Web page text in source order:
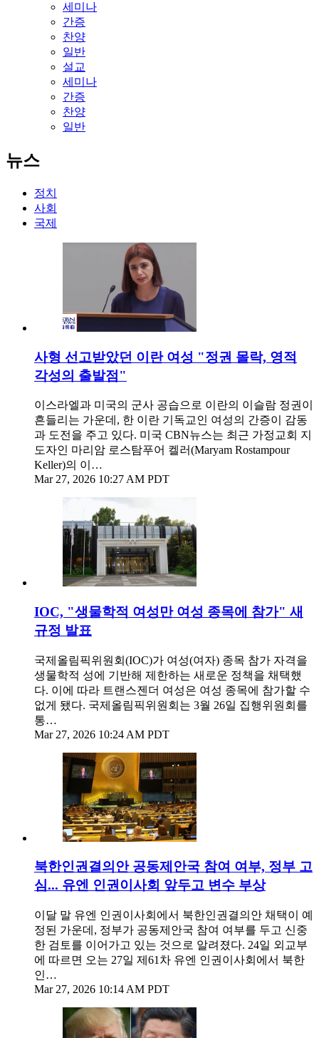
세미나
간증
찬양
일반
설교
세미나
간증
찬양
일반
뉴스
정치
사회
국제
사형 선고받았던 이란 여성 "정권 몰락, 영적
각성의 출발점"
이스라엘과 미국의 군사 공습으로 이란의 이슬람 정권이
흔들리는 가운데, 한 이란 기독교인 여성의 간증이 감동
과 도전을 주고 있다. 미국 CBN뉴스는 최근 가정교회 지
도자인 마리암 로스탐푸어 켈러(Maryam Rostampour
Keller)의 이…
Mar 27, 2026 10:27 AM PDT
IOC, "생물학적 여성만 여성 종목에 참가" 새
규정 발표
국제올림픽위원회(IOC)가 여성(여자) 종목 참가 자격을
생물학적 성에 기반해 제한하는 새로운 정책을 채택했
다. 이에 따라 트랜스젠더 여성은 여성 종목에 참가할 수
없게 됐다. 국제올림픽위원회는 3월 26일 집행위원회를
통…
Mar 27, 2026 10:24 AM PDT
북한인권결의안 공동제안국 참여 여부, 정부 고
심... 유엔 인권이사회 앞두고 변수 부상
이달 말 유엔 인권이사회에서 북한인권결의안 채택이 예
정된 가운데, 정부가 공동제안국 참여 여부를 두고 신중
한 검토를 이어가고 있는 것으로 알려졌다. 24일 외교부
에 따르면 오는 27일 제61차 유엔 인권이사회에서 북한
인…
Mar 27, 2026 10:14 AM PDT